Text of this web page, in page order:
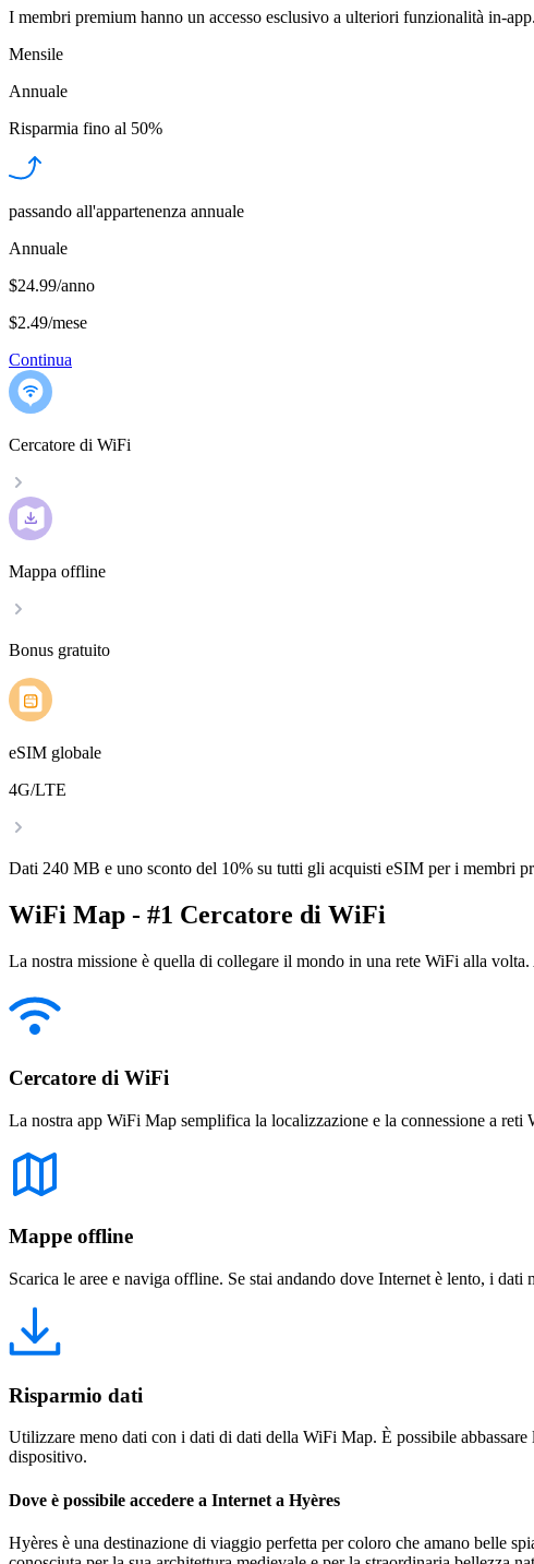
I membri premium hanno un accesso esclusivo a ulteriori funzionalità in-app.
Mensile
Annuale
Risparmia fino al 50%
passando all'appartenenza annuale
Annuale
$24.99/anno
$2.49/mese
Continua
Cercatore di WiFi
Mappa offline
Bonus gratuito
eSIM globale
4G/LTE
Dati 240 MB e uno sconto del 10% su tutti gli acquisti eSIM per i membri
WiFi Map - #1 Cercatore di WiFi
La nostra missione è quella di collegare il mondo in una rete WiFi alla
Cercatore di WiFi
La nostra app WiFi Map semplifica la localizzazione e la connessione a
Mappe offline
Scarica le aree e naviga offline. Se stai andando dove Internet è lento, i
Risparmio dati
Utilizzare meno dati con i dati di dati della WiFi Map. È possibile
dispositivo.
Dove è possibile accedere a Internet a Hyères
Hyères è una destinazione di viaggio perfetta per coloro che amano belle